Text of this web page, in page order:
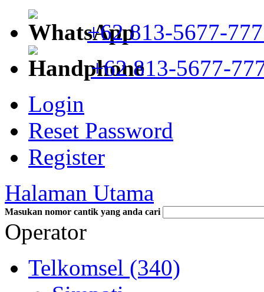
+62 813-5677-
+62 813-5677-
Login
Reset Password
Register
Halaman Utama
Masukan nomor cantik yang anda cari
Operator
Telkomsel (340)